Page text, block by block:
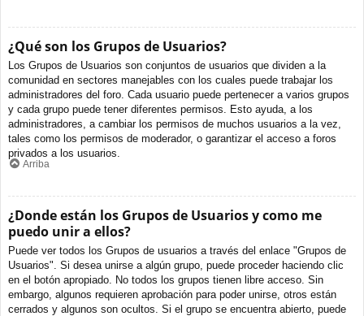
¿Qué son los Grupos de Usuarios?
Los Grupos de Usuarios son conjuntos de usuarios que dividen a la
comunidad en sectores manejables con los cuales puede trabajar los
administradores del foro. Cada usuario puede pertenecer a varios grupos
y cada grupo puede tener diferentes permisos. Esto ayuda, a los
administradores, a cambiar los permisos de muchos usuarios a la vez,
tales como los permisos de moderador, o garantizar el acceso a foros
privados a los usuarios.
Arriba
¿Donde están los Grupos de Usuarios y como me
puedo unir a ellos?
Puede ver todos los Grupos de usuarios a través del enlace "Grupos de
Usuarios". Si desea unirse a algún grupo, puede proceder haciendo clic
en el botón apropiado. No todos los grupos tienen libre acceso. Sin
embargo, algunos requieren aprobación para poder unirse, otros están
cerrados y algunos son ocultos. Si el grupo se encuentra abierto, puede